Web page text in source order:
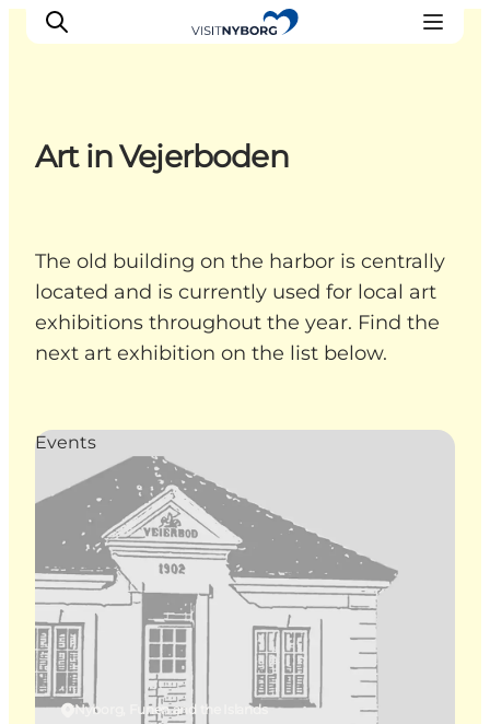
Daily events
Accommodation
Plan your trip
Book & buy
Art in Vejerboden
The old building on the harbor is centrally
located and is currently used for local art
exhibitions throughout the year. Find the
next art exhibition on the list below.
Nyborg, Funen and the Islands
Events